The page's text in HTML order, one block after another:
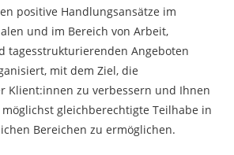
positive Handlungsansätze im
und im Bereich von Arbeit,
tagesstrukturierenden Angeboten
mit dem Ziel, die
Klient:innen zu verbessern und Ihnen
gleichberechtigte Teilhabe in
Bereichen zu ermöglichen.